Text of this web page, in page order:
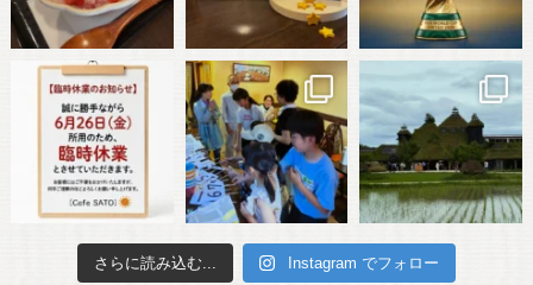
さらに読み込む... Instagram でフォロー